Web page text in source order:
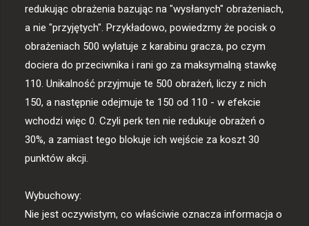
redukując obrażenia bazując na "wysłanych" obrażeniach,
a nie "przyjętych". Przykładowo, powiedzmy że pocisk o
obrażeniach 500 wylatuje z karabinu gracza, po czym
dociera do przeciwnika i rani go za maksymalną stawkę
110. Unikalność przyjmuje te 500 obrażeń, liczy z nich
150, a następnie odejmuje te 150 od 110 - w efekcie
wchodzi więc 0. Czyli perk ten nie redukuje obrażeń o
30%, a zamiast tego blokuje ich wejście za koszt 30
punktów akcji.
Wybuchowy:
Nie jest oczywistym, co właściwie oznacza informacja o